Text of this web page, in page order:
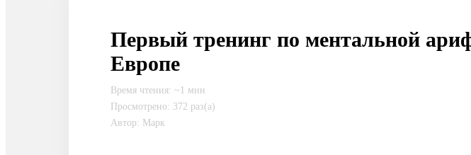
Первый тренинг по ментальной
Европе
Время чтения: ~1 мин
Просмотрено: 372 раз(а)
Автор: Марк